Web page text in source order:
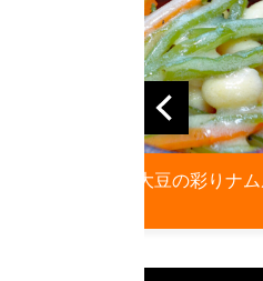
鳴門わかめと